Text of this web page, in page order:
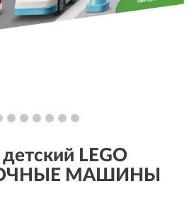
LEGO
МАШИНЫ